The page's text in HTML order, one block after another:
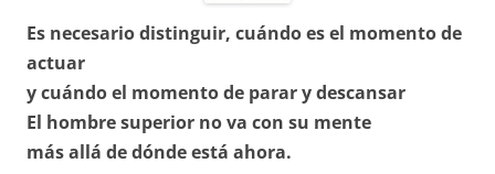
Es necesario distinguir, cuándo es el momento de
actuar
y cuándo el momento de parar y descansar
El hombre superior no va con su mente
más allá de dónde está ahora.